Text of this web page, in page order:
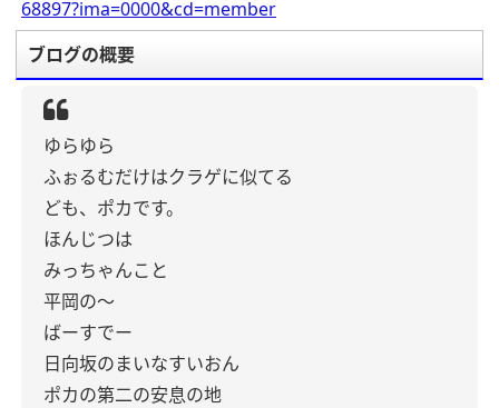
68897?ima=0000&cd=member
ブログの概要
ゆらゆら
ふぉるむだけはクラゲに似てる
ども、ポカです。
ほんじつは
みっちゃんこと
平岡の〜
ばーすでー
日向坂のまいなすいおん
ポカの第二の安息の地